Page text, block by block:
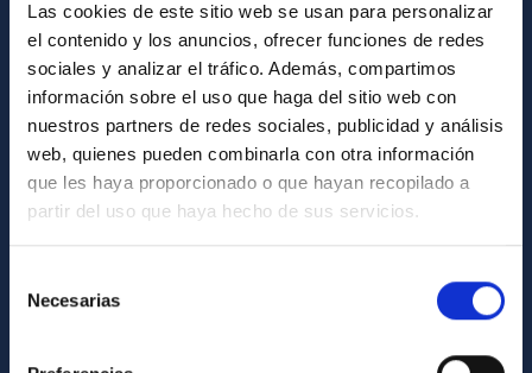
Las cookies de este sitio web se usan para personalizar
el contenido y los anuncios, ofrecer funciones de redes
sociales y analizar el tráfico. Además, compartimos
información sobre el uso que haga del sitio web con
nuestros partners de redes sociales, publicidad y análisis
web, quienes pueden combinarla con otra información
que les haya proporcionado o que hayan recopilado a
partir del uso que haya hecho de sus servicios.
Necesarias
Contacto
Cómo llegar al IAC
Directorio de personal
Biblioteca
Registro general